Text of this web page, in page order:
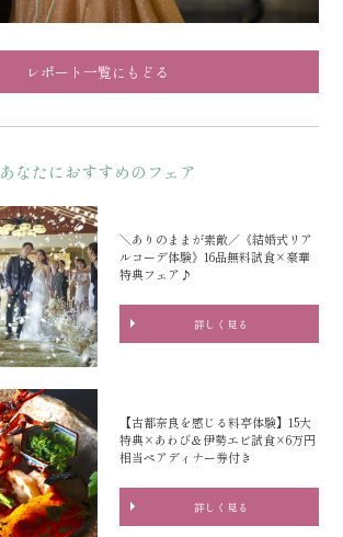
レポート一覧にもどる
あなたにおすすめのフェア
＼ありのままが素敵／《結婚式リア
ルコーデ体験》16品無料試食×豪華
特典フェア♪
詳しく見る
【古都奈良を感じる料亭体験】15大
特典×あわび＆伊勢エビ試食×6万円
相当ペアディナー券付き
詳しく見る